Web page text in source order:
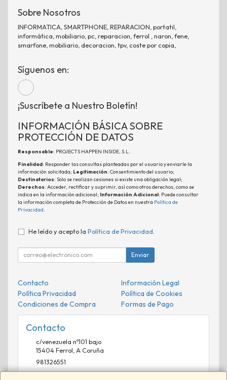
Sobre Nosotros
INFORMATICA, SMARTPHONE, REPARACION, portatil,
informática, mobiliario, pc, reparacion, ferrol , naron, fene,
smarfone, mobiliario, decoracion, tpv, coste por copia,
Síguenos en:
¡Suscríbete a Nuestro Boletín!
INFORMACIÓN BÁSICA SOBRE
PROTECCIÓN DE DATOS
Responsable: PROJECTS HAPPEN INSIDE, S.L.
Finalidad: Responder las consultas planteadas por el usuario y enviarle la
información solicitada; Legitimación: Consentimiento del usuario;
Destinatarios: Solo se realizan cesiones si existe una obligación legal;
Derechos: Acceder, rectificar y suprimir, así como otros derechos, como se
indica en la información adicional; Información Adicional: Puede consultar
la información completa de Protección de Datos en nuestra Política de
Privacidad.
He leído y acepto la Política de Privacidad
Enviar
Contacto
Información Legal
Política Privacidad
Política de Cookies
Condiciones de Compra
Formas de Pago
Contacto
c/venezuela nº101 bajo
15404Ferrol A Coruña
981326551
comercial@phisistemas.es